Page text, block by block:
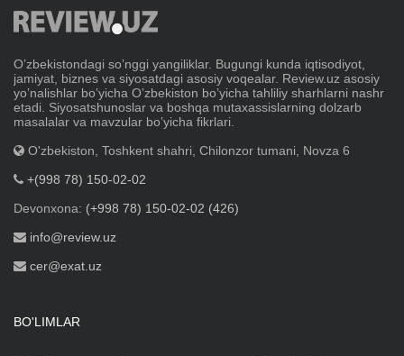
Oʼzbekistondagi soʼnggi yangiliklar. Bugungi kunda iqtisodiyot,
jamiyat, biznes va siyosatdagi asosiy voqealar. Review.uz asosiy
yoʼnalishlar boʼyicha Oʼzbekiston boʼyicha tahliliy sharhlarni nashr
etadi. Siyosatshunoslar va boshqa mutaxassislarning dolzarb
masalalar va mavzular boʼyicha fikrlari.
O'zbekiston, Toshkent shahri, Chilonzor tumani, Novza 6
+(998 78) 150-02-02
Devonxona: (+998 78) 150-02-02 (426)
info@review.uz
cer@exat.uz
BO'LIMLAR